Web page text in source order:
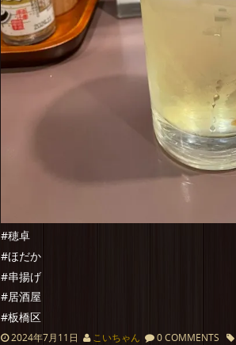
#穂卓
#ほだか
#串揚げ
#居酒屋
#板橋区
2024年7月11日 こいちゃん 0 COMMENTS